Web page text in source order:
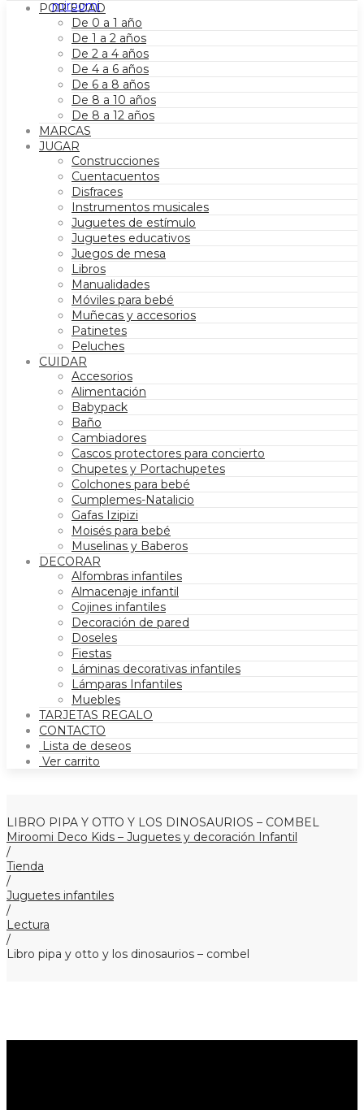
POR EDAD
De 0 a 1 año
De 1 a 2 años
De 2 a 4 años
De 4 a 6 años
De 6 a 8 años
De 8 a 10 años
De 8 a 12 años
MARCAS
JUGAR
Construcciones
Cuentacuentos
Disfraces
Instrumentos musicales
Juguetes de estímulo
Juguetes educativos
Juegos de mesa
Libros
Manualidades
Móviles para bebé
Muñecas y accesorios
Patinetes
Peluches
CUIDAR
Accesorios
Alimentación
Babypack
Baño
Cambiadores
Cascos protectores para concierto
Chupetes y Portachupetes
Colchones para bebé
Cumplemes-Natalicio
Gafas Izipizi
Moisés para bebé
Muselinas y Baberos
DECORAR
Alfombras infantiles
Almacenaje infantil
Cojines infantiles
Decoración de pared
Doseles
Fiestas
Láminas decorativas infantiles
Lámparas Infantiles
Muebles
TARJETAS REGALO
CONTACTO
Lista de deseos
Ver carrito
LIBRO PIPA Y OTTO Y LOS DINOSAURIOS – COMBEL
Miroomi Deco Kids – Juguetes y decoración Infantil
/
Tienda
/
Juguetes infantiles
/
Lectura
/
Libro pipa y otto y los dinosaurios – combel